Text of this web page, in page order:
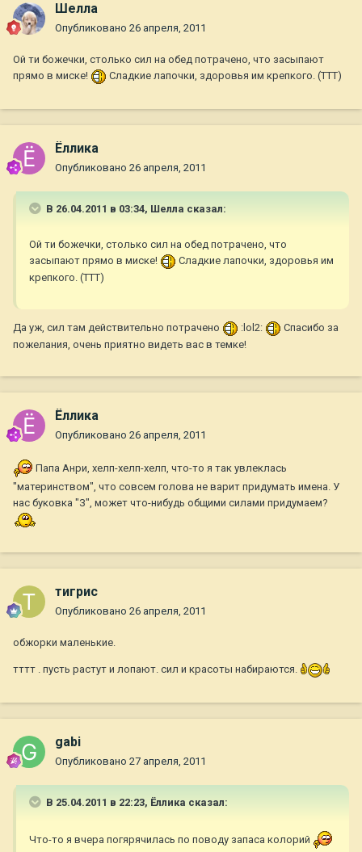
Шелла
Опубликовано 26 апреля, 2011
Ой ти божечки, столько сил на обед потрачено, что засыпают
прямо в миске!
Сладкие лапочки, здоровья им крепкого. (ТТТ)
Ёллика
Опубликовано 26 апреля, 2011
В 26.04.2011 в 03:34, Шелла сказал:
Ой ти божечки, столько сил на обед потрачено, что
засыпают прямо в миске!
Сладкие лапочки, здоровья им
крепкого. (ТТТ)
Да уж, сил там действительно потрачено :lol2:
Спасибо за
пожелания, очень приятно видеть вас в темке!
Ёллика
Опубликовано 26 апреля, 2011
Папа Анри, хелп-хелп-хелп, что-то я так увлеклась
"материнством", что совсем голова не варит придумать имена. У
нас буковка "З", может что-нибудь общими силами придумаем?
тигрис
Опубликовано 26 апреля, 2011
обжорки маленькие.
тттт . пусть растут и лопают. сил и красоты набираются.
gabi
Опубликовано 27 апреля, 2011
В 25.04.2011 в 22:23, Ёллика сказал:
Что-то я вчера погярячилась по поводу запаса колорий